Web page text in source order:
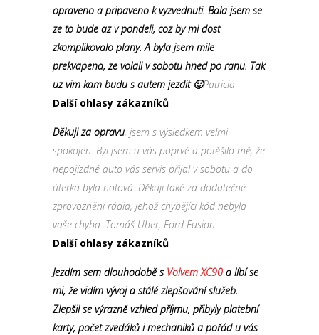
opraveno a pripaveno k vyzvednuti. Bala jsem se
ze to bude az v pondeli, coz by mi dost
zkomplikovalo plany. A byla jsem mile
prekvapena, ze volali v sobotu hned po ranu. Tak
uz vim kam budu s autem jezdit 🙂Patricia
Další ohlasy zákazníků
Děkuji za opravu, jsem s výsledkem velmi
spokojen. Byl jsem u vás poprvé a potěšilo mě, že
nepojízdné auto vás servis přijal v sobotu a do
úterka byla hotová. Děkuji také za dodatečné
zprovoznění rádia, jehož chybějící kód nebyla
vaše chyba. Tomáš Uher, Ford Fusion
Další ohlasy zákazníků
Jezdím sem dlouhodobě s Volvem XC90 a líbí se
mi, že vidím vývoj a stálé zlepšování služeb.
Zlepšil se výrazně vzhled příjmu, přibyly platební
karty, počet zvedáků i mechaniků a pořád u vás